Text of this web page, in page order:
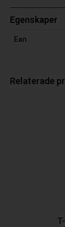
Egenskaper
Ean
Relaterade